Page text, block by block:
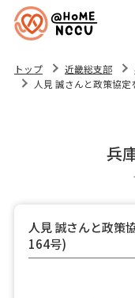
トップ 近畿総支部
人見 誠さんと政策協
兵
人見 誠さんと政策
164号)